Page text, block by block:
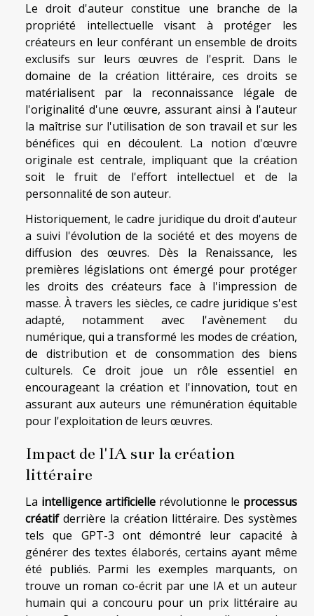
Le droit d'auteur constitue une branche de la
propriété intellectuelle visant à protéger les
créateurs en leur conférant un ensemble de droits
exclusifs sur leurs œuvres de l'esprit. Dans le
domaine de la création littéraire, ces droits se
matérialisent par la reconnaissance légale de
l'originalité d'une œuvre, assurant ainsi à l'auteur
la maîtrise sur l'utilisation de son travail et sur les
bénéfices qui en découlent. La notion d'œuvre
originale est centrale, impliquant que la création
soit le fruit de l'effort intellectuel et de la
personnalité de son auteur.
Historiquement, le cadre juridique du droit d'auteur
a suivi l'évolution de la société et des moyens de
diffusion des œuvres. Dès la Renaissance, les
premières législations ont émergé pour protéger
les droits des créateurs face à l'impression de
masse. À travers les siècles, ce cadre juridique s'est
adapté, notamment avec l'avènement du
numérique, qui a transformé les modes de création,
de distribution et de consommation des biens
culturels. Ce droit joue un rôle essentiel en
encourageant la création et l'innovation, tout en
assurant aux auteurs une rémunération équitable
pour l'exploitation de leurs œuvres.
Impact de l'IA sur la création
littéraire
La intelligence artificielle révolutionne le processus
créatifderrière la création littéraire. Des systèmes
tels que GPT-3 ont démontré leur capacité à
générer des textes élaborés, certains ayant même
été publiés. Parmi les exemples marquants, on
trouve un roman co-écrit par une IA et un auteur
humain qui a concouru pour un prix littéraire au